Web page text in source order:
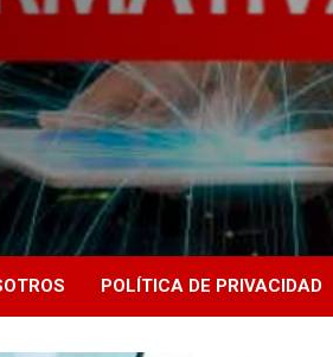
POLÍTICA DE PRIVACIDAD